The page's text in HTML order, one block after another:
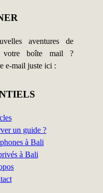
aventures de
votre boîte mail ?
e-mail juste ici :
un guide ?
à Bali
à Bali